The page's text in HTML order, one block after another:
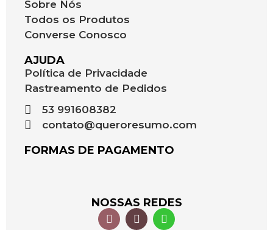
Sobre Nós
Todos os Produtos
Converse Conosco
AJUDA
Política de Privacidade
Rastreamento de Pedidos
53 991608382
contato@queroresumo.com
FORMAS DE PAGAMENTO
NOSSAS REDES